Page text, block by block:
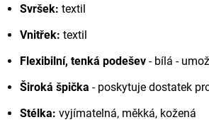
Svršek: textil
Vnitřek: textil
Flexibilní, tenká podešev - bílá -
Široká špička - poskytuje dostatek
Stélka: vyjímatelná, měkká, kožená